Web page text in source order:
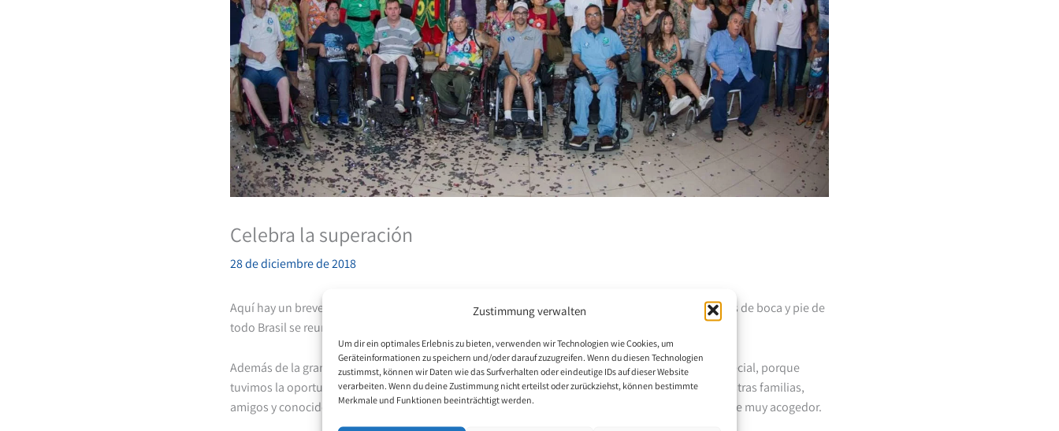
Zustimmung verwalten
Um dir ein optimales Erlebnis zu bieten, verwenden wir Technologien wie Cookies, um
Geräteinformationen zu speichern und/oder darauf zuzugreifen. Wenn du diesen Technologien
zustimmst, können wir Daten wie das Surfverhalten oder eindeutige IDs auf dieser Website
verarbeiten. Wenn du deine Zustimmung nicht erteilst oder zurückziehst, können bestimmte
Merkmale und Funktionen beeinträchtigt werden.
Celebra la superación
28 de diciembre de 2018
Aquí hay un breve informe sobre la reunión en el complejo turístico de Jonosake, donde pintores de boca y pie de
todo Brasil se reunieron para celebrar la «superación».
Además de la gran alegría que me brindó el 2018, el 25 de noviembre de 2018 fue un día muy especial, porque
tuvimos la oportunidad de presentar nuestras 38 obras a los 2,500 visitantes presentes. Con nuestras familias,
amigos y conocidos hemos pasado algunos momentos maravillosos y agradables en un ambiente muy acogedor.